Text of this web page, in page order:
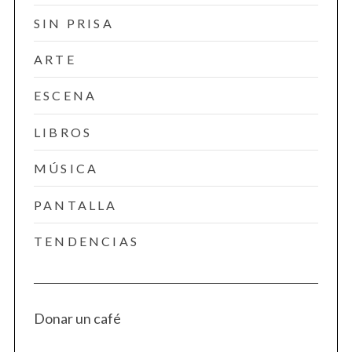
SIN PRISA
ARTE
ESCENA
LIBROS
MÚSICA
PANTALLA
TENDENCIAS
Donar un café